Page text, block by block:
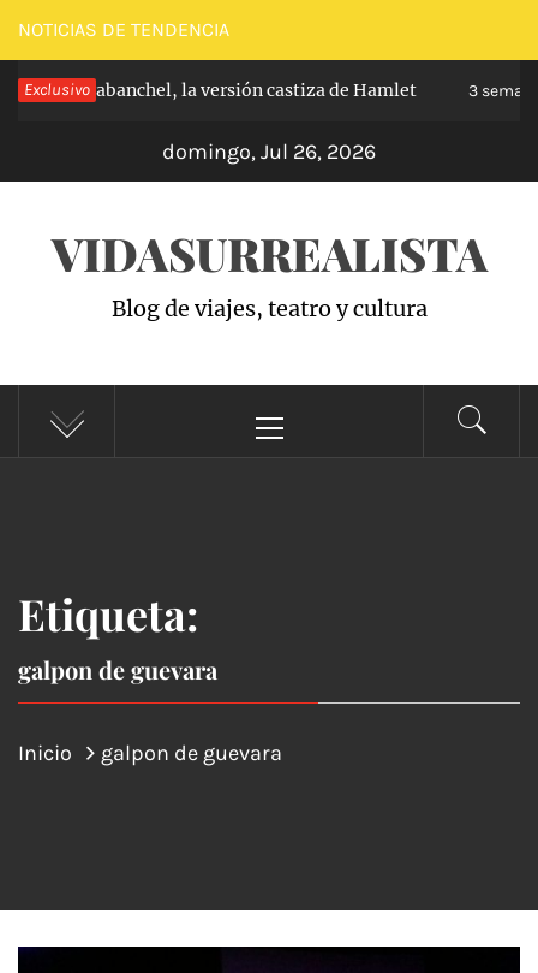
Saltar
al
contenido
NOTICIAS DE TENDENCIA
Exclusivo
de Carabanchel, la versión castiza de Hamlet 3
domingo, Jul 26, 2026
VIDASURREALISTA
Blog de viajes, teatro y cultura
principal
Etiqueta:
galpon de guevara
Inicio galpon de guevara